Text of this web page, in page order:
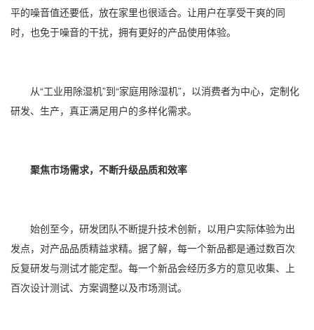
平的噪音值还要低，放在家里也很适合。让用户在享受干爽的同
时，也免于噪音的干扰，拥有更好的产品使用体验。
从“工业用除湿机”到“家庭用除湿机”，以消费者为中心，定制化
研发、生产，真正满足用户的多样化需求。
聚焦市场需求，不断升级品质和效率
始创至今，研发团队不断提升技术创新，以用户实际体验为出
发点，对产品品质精益求精。据了解，每一个新品都是通过数百次
反复研发与测试才能定型。每一个新品会经历多方的意见收集、上
百次设计测试、方案调整以及市场测试。